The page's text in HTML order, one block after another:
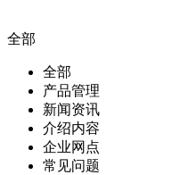
全部
全部
产品管理
新闻资讯
介绍内容
企业网点
常见问题